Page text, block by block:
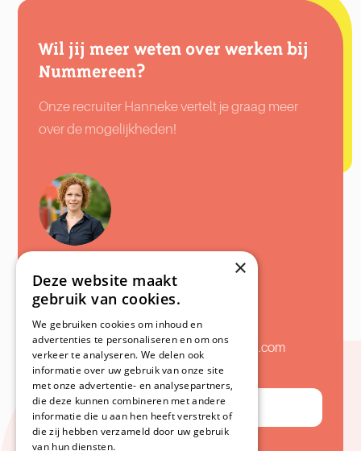
Wil jij meer weten over werken bij
Nummereen?
Onze recruiter Hanneke vertelt je graag meer
over de mogelijkheden!
Hanneke van Loon
Recruiter
06 30 78 91 95
werkenbijnummereen@nummereen.com
Neem contact op
×
Deze website maakt
gebruik van cookies.
We gebruiken cookies om inhoud en
advertenties te personaliseren en om ons
verkeer te analyseren. We delen ook
informatie over uw gebruik van onze site
met onze advertentie- en analysepartners,
die deze kunnen combineren met andere
informatie die u aan hen heeft verstrekt of
die zij hebben verzameld door uw gebruik
van hun diensten.